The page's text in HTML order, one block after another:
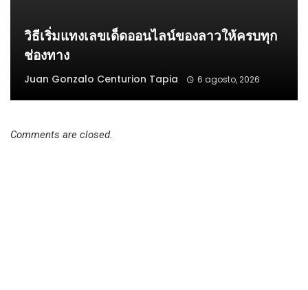
วิธีเริ่มแทงเลขเด็ดออนไลน์ของลาวให้ครบทุก
ช่องทาง
Juan Gonzalo Centurion Tapia 6 agosto, 2026
Comments are closed.